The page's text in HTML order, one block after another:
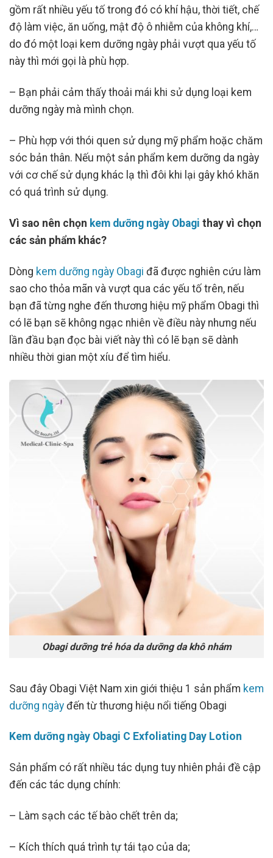
gồm rất nhiều yếu tố trong đó có khí hậu, thời tiết, chế
độ làm việc, ăn uống, mật độ ô nhiễm của không khí,…
do đó một loại kem dưỡng ngày phải vượt qua yếu tố
này thì mới gọi là phù hợp.
– Bạn phải cảm thấy thoải mái khi sử dụng loại kem
dưỡng ngày mà mình chọn.
– Phù hợp với thói quen sử dụng mỹ phẩm hoặc chăm
sóc bản thân. Nếu một sản phẩm kem dưỡng da ngày
với cơ chế sử dụng khác lạ thì đôi khi lại gây khó khăn
có quá trình sử dụng.
Vì sao nên chọn kem dưỡng ngày Obagi thay vì chọn
các sản phẩm khác?
Dòng kem dưỡng ngày Obagi đã được nghiên cứu làm
sao cho thỏa mãn và vượt qua các yếu tố trên, nếu
bạn đã từng nghe đến thương hiệu mỹ phẩm Obagi thì
có lẽ bạn sẽ không ngạc nhiên về điều này nhưng nếu
lần đầu bạn đọc bài viết này thì có lẽ bạn sẽ dành
nhiều thời gian một xíu để tìm hiểu.
Obagi dưỡng trẻ hóa da dưỡng da khô nhám
Sau đây Obagi Việt Nam xin giới thiệu 1 sản phẩm kem
dưỡng ngày đến từ thương hiệu nổi tiếng Obagi
Kem dưỡng ngày Obagi C Exfoliating Day Lotion
Sản phẩm có rất nhiều tác dụng tuy nhiên phải đề cập
đến các tác dụng chính:
– Làm sạch các tế bào chết trên da;
– Kích thích quá trình tự tái tạo của da;